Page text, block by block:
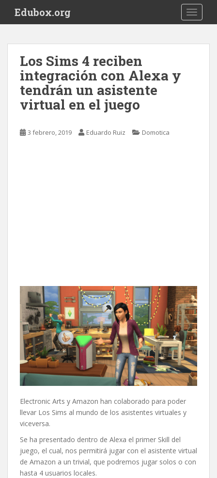
i
Edubox.org
Los Sims 4 reciben
integración con Alexa y
tendrán un asistente
virtual en el juego
3 febrero, 2019 Eduardo Ruiz Domotica
Electronic Arts y Amazon han colaborado para poder
llevar Los Sims al mundo de los asistentes virtuales y
viceversa.
Se ha presentado dentro de Alexa el primer Skill del
juego, el cual, nos permitirá jugar con el asistente virtual
de Amazon a un trivial, que podremos jugar solos o con
hasta 4 usuarios locales.